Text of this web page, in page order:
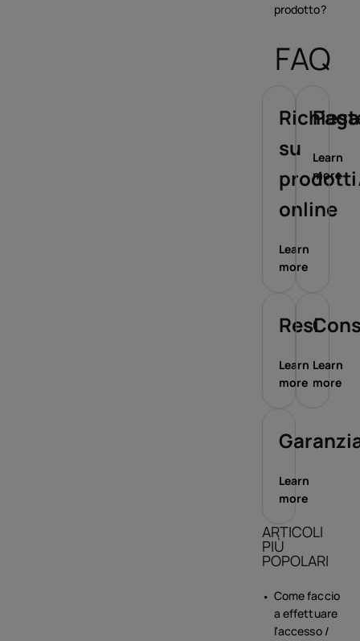
prodotto?
FAQ
su
online
Learn
more
Learn
more
Resi
Learn
more
Learn
more
Learn
more
ARTICOLI
PIÙ
POPOLARI
Come faccio
a effettuare
l'accesso /